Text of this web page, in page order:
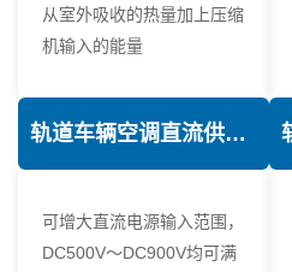
从室外吸收的热量加上压缩
机输入的能量
轨道车辆空调直流供电技术
可增大直流电源输入范围，
DC500V～DC900V均可满